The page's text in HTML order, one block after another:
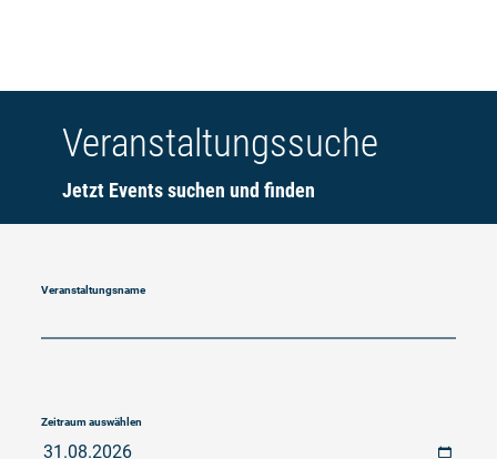
Veranstaltungssuche
Jetzt Events suchen und finden
Veranstaltungsname
Zeitraum auswählen